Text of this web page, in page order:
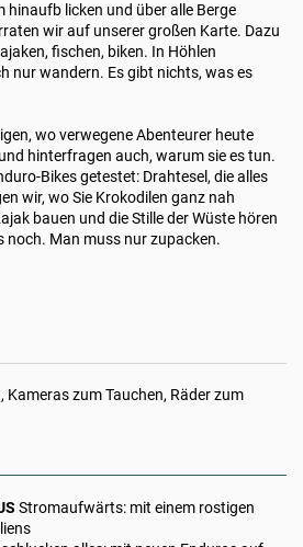
hinaufb licken und über alle Berge
wir auf unserer großen Karte. Dazu
fischen, biken. In Höhlen
nur wandern. Es gibt nichts, was es
wo verwegene Abenteurer heute
hinterfragen auch, warum sie es tun.
Bikes getestet: Drahtesel, die alles
wir, wo Sie Krokodilen ganz nah
bauen und die Stille der Wüste hören
noch. Man muss nur zupacken.
Kameras zum Tauchen, Räder zum
Stromaufwärts: mit einem rostigen